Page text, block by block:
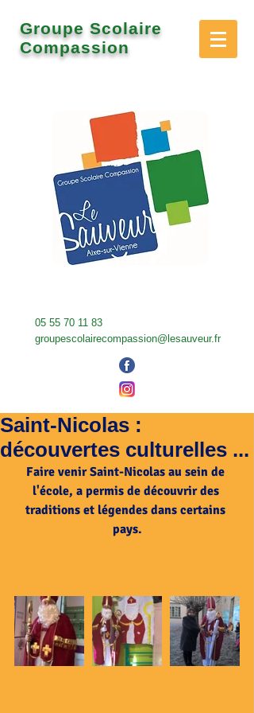
Groupe Scolaire
Compassion
05 55 70 11 83
groupescolairecompassion@lesauveur.fr
Saint-Nicolas :
découvertes culturelles ...
Faire venir Saint-Nicolas au sein de
l'école, a permis de découvrir des
traditions et légendes dans certains
pays.